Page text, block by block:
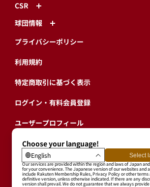
CSR
球団情報
プライバシーポリシー
利用規約
特定商取引に基づく表示
ログイン・有料会員登録
ユーザープロフィール
会員情報引継ぎ
退会